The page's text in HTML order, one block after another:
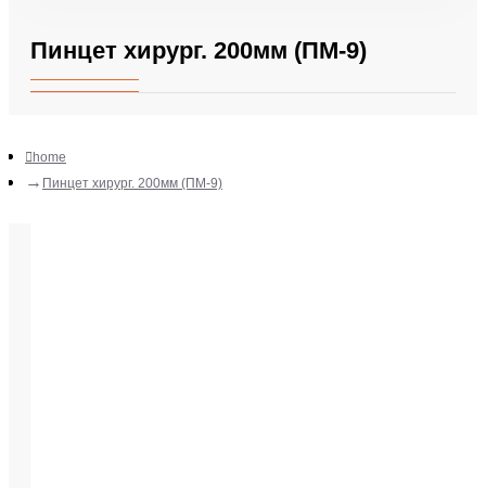
Пинцет хирург. 200мм (ПМ-9)
home
Пинцет хирург. 200мм (ПМ-9)